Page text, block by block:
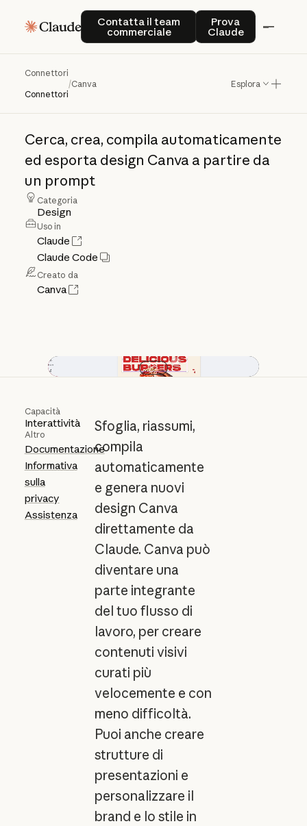
Contatta il team
commerciale
Contatta il team commerciale
Prova
Claude
Prova Claude
Connettori
Connettori
/Canva Esplora
Canva
Cerca, crea, compila automaticamente
ed esporta design Canva a partire da
un prompt
Categoria
Design
Uso in
Claude
Claude Code
Creato da
Canva
Play video
Capacità
Interattività
Altro
Documentazione
Informativa
sulla
privacy
Assistenza
Sfoglia, riassumi,
compila
automaticamente
e genera nuovi
design Canva
direttamente da
Claude. Canva può
diventare una
parte integrante
del tuo flusso di
lavoro, per creare
contenuti visivi
curati più
velocemente e con
meno difficoltà.
Puoi anche creare
strutture di
presentazioni e
personalizzare il
brand e lo stile in